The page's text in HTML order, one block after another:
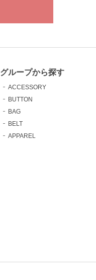
グループから探す
ACCESSORY
BUTTON
BAG
BELT
APPAREL